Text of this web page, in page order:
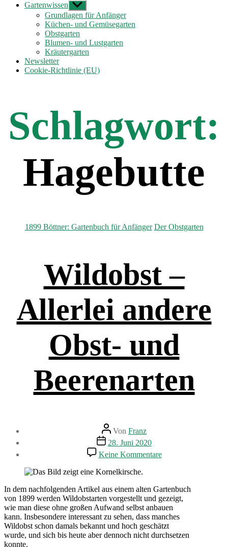
Gartenwissen Untermenü
anzeigen
Grundlagen für Anfänger
Küchen- und Gemüsegarten
Obstgarten
Blumen- und Lustgarten
Kräutergarten
Newsletter
Cookie-Richtlinie (EU)
Schlagwort:
Hagebutte
Kategorien
1899 Böttner: Gartenbuch für Anfänger Der Obstgarten
Wildobst –
Allerlei andere
Obst- und
Beerenarten
Beitragsautor
Von Franz
Beitragsdatum
28. Juni 2020
Keine Kommentarezu
Wildobst
andere
Obst-
und
Beerenarten
In dem nachfolgenden Artikel aus einem alten Gartenbuch
von 1899 werden Wildobstarten vorgestellt und gezeigt,
wie man diese ohne großen Aufwand selbst anbauen
kann. Insbesondere interessant zu sehen, dass manches
Wildobst schon damals bekannt und hoch geschätzt
wurde, und sich bis heute aber dennoch nicht durchsetzen
konnte.